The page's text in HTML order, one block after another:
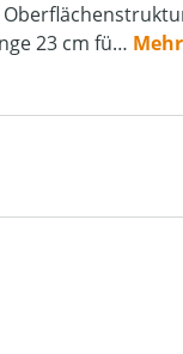
23 cm fü… Mehr